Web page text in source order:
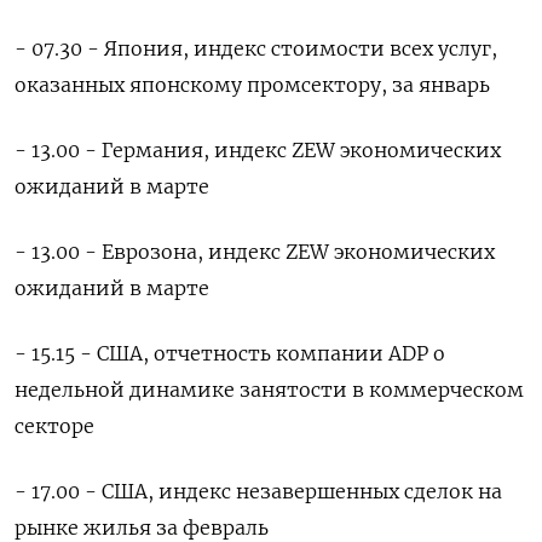
- 07.30 - ‌Япония, индекс стоимости всех услуг,
оказанных японскому промсектору, ​за январь
- 13.00 - Германия, индекс ZEW экономических
ожиданий в марте
- 13.00 - Еврозона, индекс ZEW экономических
ожиданий в марте
- 15.15 - США, отчетность компании ADP о
недельной динамике занятости в коммерческом
секторе
- 17.00 - США, индекс незавершенных сделок ​на
рынке жилья ⁠за февраль